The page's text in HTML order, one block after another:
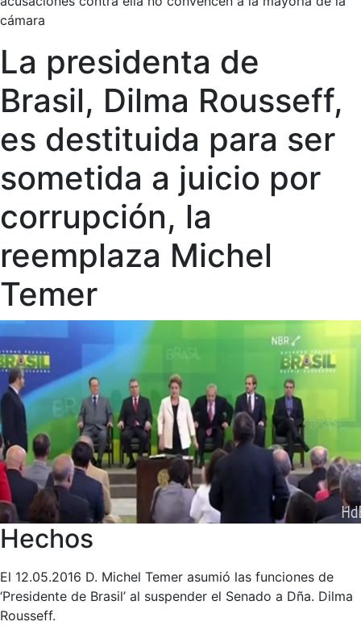
cámara
La presidenta de
Brasil, Dilma Rousseff,
es destituida para ser
sometida a juicio por
corrupción, la
reemplaza Michel
Temer
Hechos
El 12.05.2016 D. Michel Temer asumió las funciones de
‘Presidente de Brasil’ al suspender el Senado a Dña. Dilma
Rousseff.